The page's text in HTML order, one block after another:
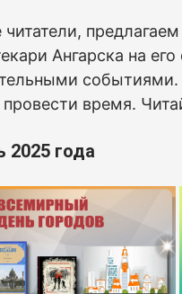
Ангарска на
событиями.
время.
2025 года